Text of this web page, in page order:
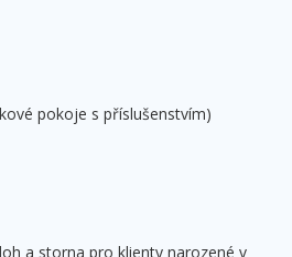
pokoje s příslušenstvím)
a storna pro klienty narozené v